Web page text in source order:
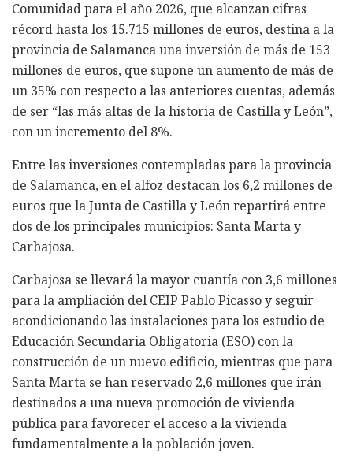
Comunidad para el año 2026, que alcanzan cifras
récord hasta los 15.715 millones de euros, destina a la
provincia de Salamanca una inversión de más de 153
millones de euros, que supone un aumento de más de
un 35% con respecto a las anteriores cuentas, además
de ser “las más altas de la historia de Castilla y León”,
con un incremento del 8%.
Entre las inversiones contempladas para la provincia
de Salamanca, en el alfoz destacan los 6,2 millones de
euros que la Junta de Castilla y León repartirá entre
dos de los principales municipios: Santa Marta y
Carbajosa.
Carbajosa se llevará la mayor cuantía con 3,6 millones
para la ampliación del CEIP Pablo Picasso y seguir
acondicionando las instalaciones para los estudio de
Educación Secundaria Obligatoria (ESO) con la
construcción de un nuevo edificio, mientras que para
Santa Marta se han reservado 2,6 millones que irán
destinados a una nueva promoción de vivienda
pública para favorecer el acceso a la vivienda
fundamentalmente a la población joven.